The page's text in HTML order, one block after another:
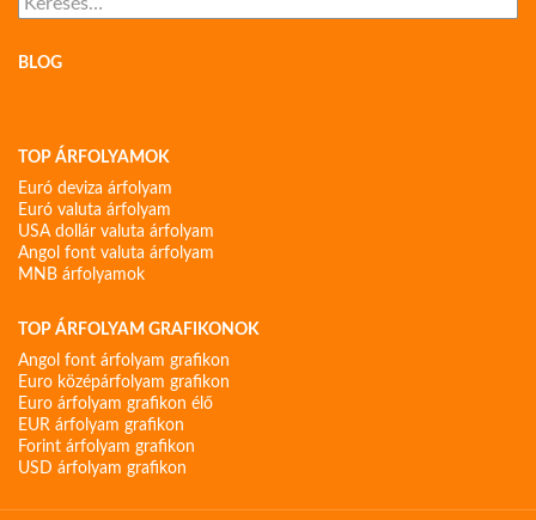
BLOG
TOP ÁRFOLYAMOK
Euró deviza árfolyam
Euró valuta árfolyam
USA dollár valuta árfolyam
Angol font valuta árfolyam
MNB árfolyamok
TOP ÁRFOLYAM GRAFIKONOK
Angol font árfolyam grafikon
Euro középárfolyam grafikon
Euro árfolyam grafikon élő
EUR árfolyam grafikon
Forint árfolyam grafikon
USD árfolyam grafikon